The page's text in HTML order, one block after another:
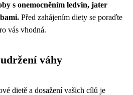
s onemocněním ledvin, jater
Před zahájením diety se poraďte
vás vhodná.
váhy
dietě a dosažení vašich cílů je